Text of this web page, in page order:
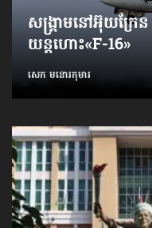
សង្គ្រាមនៅអ៊ុយក្រែន
យន្តហោះ«F-16»
សេក មនោរកុមារ